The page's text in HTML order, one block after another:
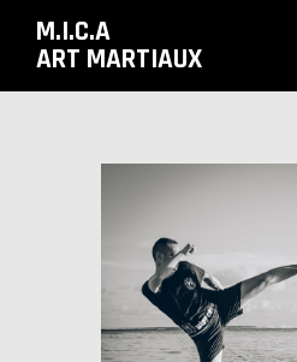
M.I.C.A
ART MARTIAUX
ACCUEIL
COURS ET HORAIRES
TARIFS &
CONTACTS